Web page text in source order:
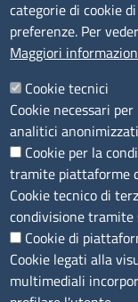
Procedimenti
Provvedimenti
Seguici su
Sito web
Accesso riservato
Mappa del sito
Menù privacy
Cookie Note legali
Dichiarazione di
categorie di cookie
preferenze. Per
Maggiori
Cookie tecnici
Cookie necessari
analitici anonimizzati
Cookie per la
tramite piattaforme
Cookie tecnico di
condivisione
Cookie di
Cookie legati alla
multimediali